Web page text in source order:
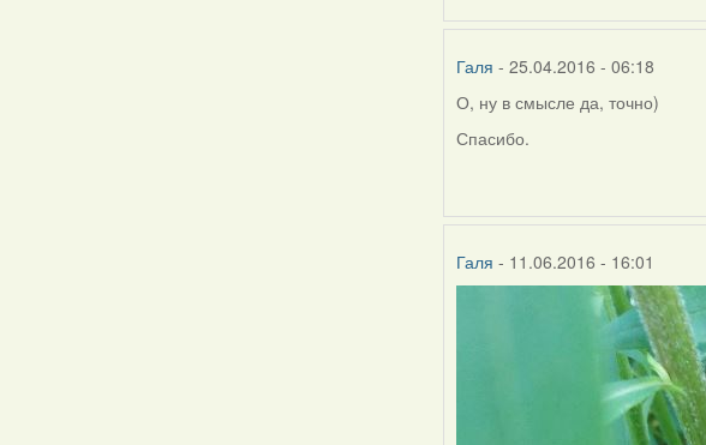
Галя - 25.04.2016 - 06:18
О, ну в смысле да, точно)
Спасибо.
Галя - 11.06.2016 - 16:01